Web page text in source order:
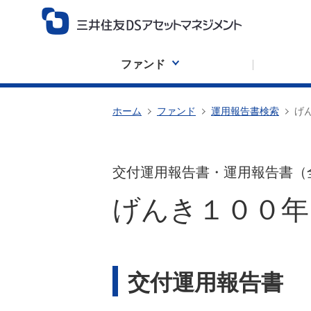
ファンド
ホーム ファンド 運用報告書検索 げ
交付運用報告書・運用報告書（
げんき１００
交付運用報告書